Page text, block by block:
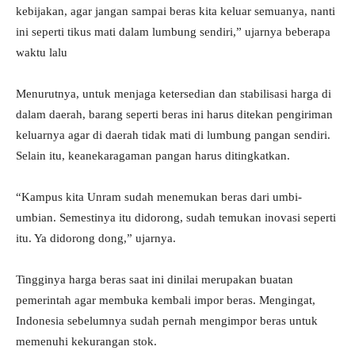
kebijakan, agar jangan sampai beras kita keluar semuanya, nanti
ini seperti tikus mati dalam lumbung sendiri,” ujarnya beberapa
waktu lalu
Menurutnya, untuk menjaga ketersedian dan stabilisasi harga di
dalam daerah, barang seperti beras ini harus ditekan pengiriman
keluarnya agar di daerah tidak mati di lumbung pangan sendiri.
Selain itu, keanekaragaman pangan harus ditingkatkan.
“Kampus kita Unram sudah menemukan beras dari umbi-
umbian. Semestinya itu didorong, sudah temukan inovasi seperti
itu. Ya didorong dong,” ujarnya.
Tingginya harga beras saat ini dinilai merupakan buatan
pemerintah agar membuka kembali impor beras. Mengingat,
Indonesia sebelumnya sudah pernah mengimpor beras untuk
memenuhi kekurangan stok.